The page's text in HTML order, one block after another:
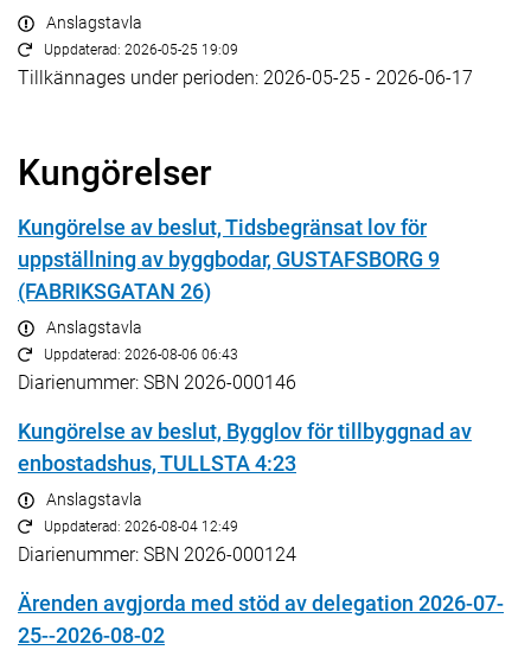
Anslagstavla
Uppdaterad: 2026-05-25 19:09
Tillkännages under perioden: 2026-05-25 - 2026-06-17
Kungörelser
Kungörelse av beslut, Tidsbegränsat lov för
uppställning av byggbodar, GUSTAFSBORG 9
(FABRIKSGATAN 26)
Anslagstavla
Uppdaterad: 2026-08-06 06:43
Diarienummer: SBN 2026-000146
Kungörelse av beslut, Bygglov för tillbyggnad av
enbostadshus, TULLSTA 4:23
Anslagstavla
Uppdaterad: 2026-08-04 12:49
Diarienummer: SBN 2026-000124
Ärenden avgjorda med stöd av delegation 2026-07-
25--2026-08-02